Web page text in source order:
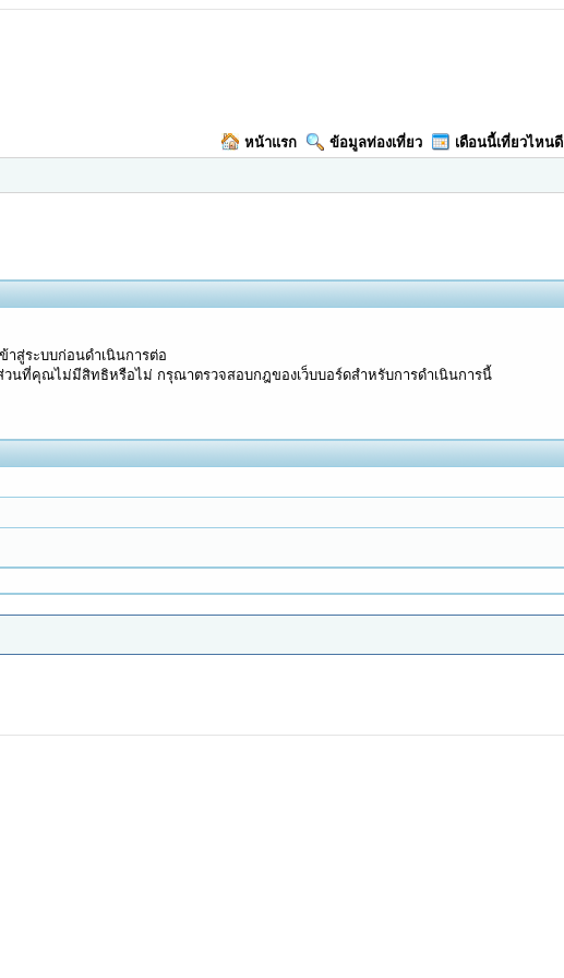
หน้าแรก ข้อมูลท่องเที่ยว เดือนนี้เที่ยวไหนดี
าสู่ระบบก่อนดำเนินการต่อ
ที่คุณไม่มีสิทธิหรือไม่ กรุณาตรวจสอบกฎของเว็บบอร์ดสำหรับการดำเนินการนี้